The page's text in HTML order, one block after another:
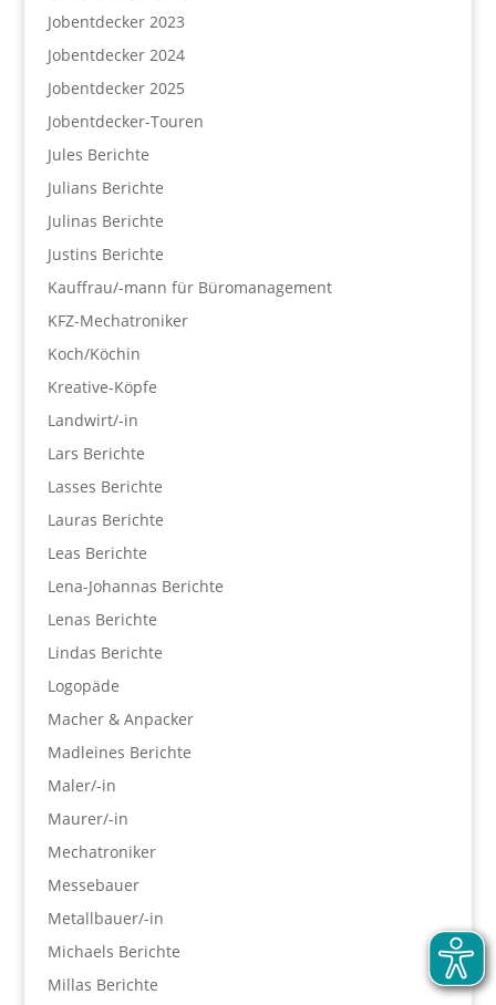
Jobentdecker 2023
Jobentdecker 2024
Jobentdecker 2025
Jobentdecker-Touren
Jules Berichte
Julians Berichte
Julinas Berichte
Justins Berichte
Kauffrau/-mann für Büromanagement
KFZ-Mechatroniker
Koch/Köchin
Kreative-Köpfe
Landwirt/-in
Lars Berichte
Lasses Berichte
Lauras Berichte
Leas Berichte
Lena-Johannas Berichte
Lenas Berichte
Lindas Berichte
Logopäde
Macher & Anpacker
Madleines Berichte
Maler/-in
Maurer/-in
Mechatroniker
Messebauer
Metallbauer/-in
Michaels Berichte
Millas Berichte